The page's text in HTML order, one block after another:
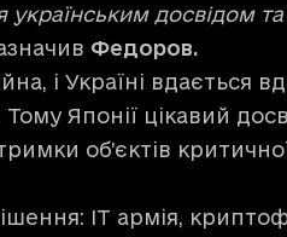
українським досвідом та
Федоров.
і Україні вдається
Японії цікавий
об’єктів
ІТ армія,